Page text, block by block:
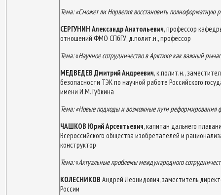
Тема: «Сможет ли Норвегия восстановить полноформатную
СЕРГУНИН Александр Анатольевич, профессор
отношений ФМО СПбГУ, д.полит.н., профессор
Тема:«Научное сотрудничество в Арктике как важный
МЕДВЕДЕВ Дмитрий Андреевич, к.полит.н.,
безопасности ТЭК по научной работе Российского
имени И.М. Губкина
Тема: «Новые подходы и возможные пути реформирования
ЧАШКОВ Юрий Арсентьевич, капитан дальнего
Всероссийского общества изобретателей и
конструктор
Тема:«Актуальные проблемы международного
КОЛЕСНИКОВ Андрей Леонидович, заместитель
России